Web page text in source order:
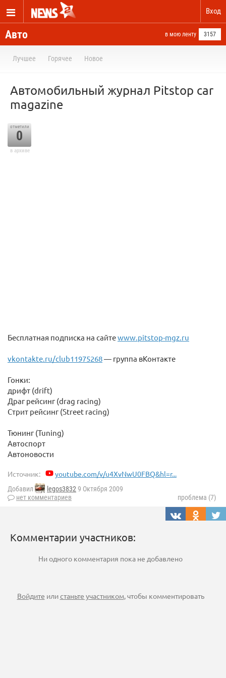
Вход
Авто в мою ленту 3157
Лучшее Горячее Новое
Автомобильный журнал Pitstop car
magazine
отметили
0
в архиве
Бесплатная подписка на сайтеwww.pitstop-mgz.ru
vkontakte.ru/club11975268— группа вКонтакте
Гонки:
дрифт (drift)
Драг рейсинг (drag racing)
Стрит рейсинг (Street racing)
Тюнинг (Tuning)
Автоспорт
Автоновости
Источник: youtube.com/v/u4XvNwU0FBQ&hl=r...
Добавил legos38329 Октября 2009
нет комментариев
проблема (7)
Комментарии участников:
Ни одного комментария пока не добавлено
Войдите илистаньте участником, чтобы комментировать